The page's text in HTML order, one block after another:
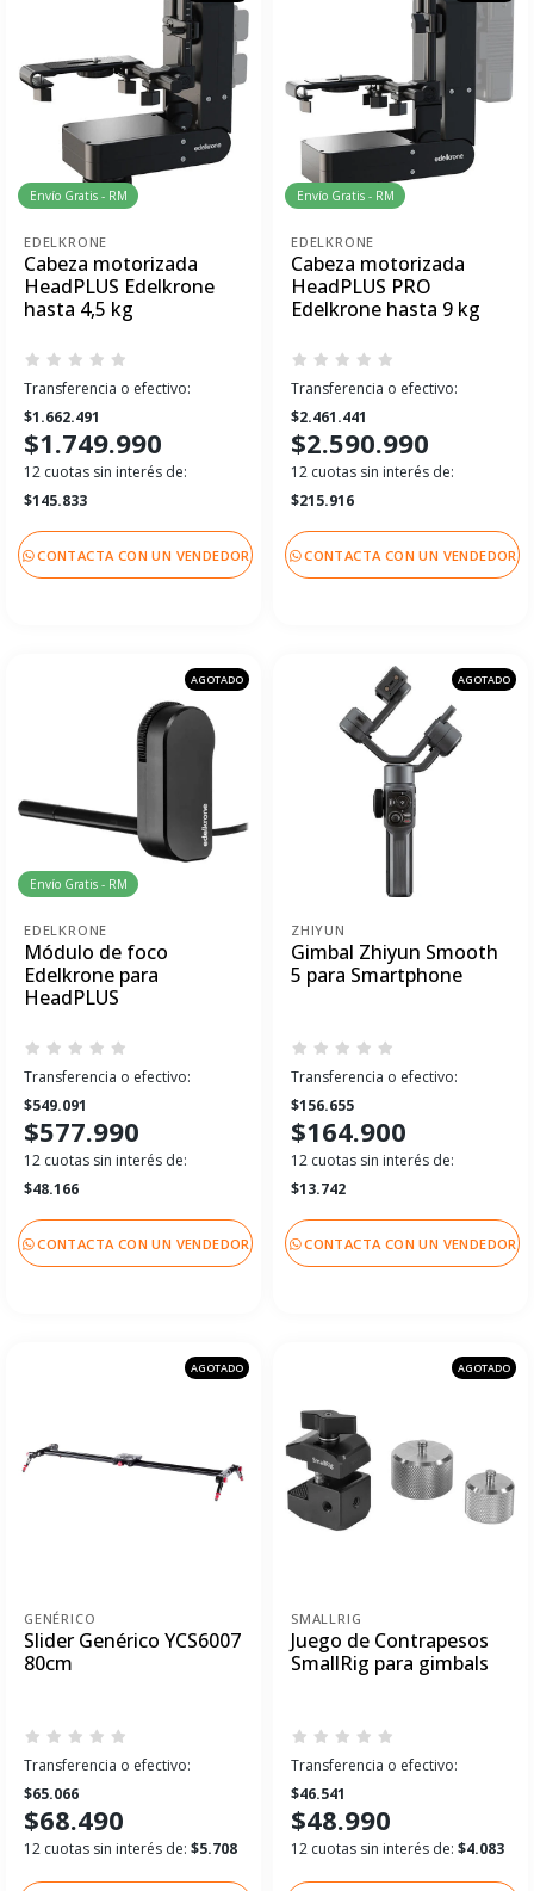
Envío Gratis - RM
EDELKRONE
Cabeza motorizada
HeadPLUS Edelkrone
hasta 4,5 kg
Transferencia o efectivo:
$1.662.491
$1.749.990
12 cuotas sin interés de:
$145.833
CONTACTA CON UN VENDEDOR
Envío Gratis - RM
EDELKRONE
Cabeza motorizada
HeadPLUS PRO
Edelkrone hasta 9 kg
Transferencia o efectivo:
$2.461.441
$2.590.990
12 cuotas sin interés de:
$215.916
CONTACTA CON UN VENDEDOR
AGOTADO
Envío Gratis - RM
EDELKRONE
Módulo de foco
Edelkrone para
HeadPLUS
Transferencia o efectivo:
$549.091
$577.990
12 cuotas sin interés de:
$48.166
CONTACTA CON UN VENDEDOR
AGOTADO
ZHIYUN
Gimbal Zhiyun Smooth
5 para Smartphone
Transferencia o efectivo:
$156.655
$164.900
12 cuotas sin interés de:
$13.742
CONTACTA CON UN VENDEDOR
AGOTADO
GENÉRICO
Slider Genérico YCS6007
80cm
Transferencia o efectivo:
$65.066
$68.490
12 cuotas sin interés de: $5.708
AGOTADO
SMALLRIG
Juego de Contrapesos
SmallRig para gimbals
Transferencia o efectivo:
$46.541
$48.990
12 cuotas sin interés de: $4.083